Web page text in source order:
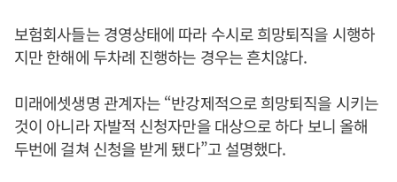
보험회사들는 경영상태에 따라 수시로 희망퇴직을 시행하
지만 한해에 두차례 진행하는 경우는 흔치않다.
미래에셋생명 관계자는 “반강제적으로 희망퇴직을 시키는
것이 아니라 자발적 신청자만을 대상으로 하다 보니 올해
두번에 걸쳐 신청을 받게 됐다”고 설명했다.